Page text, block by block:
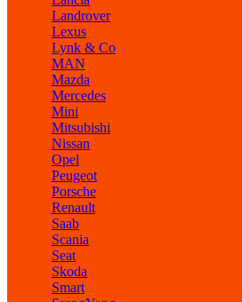
Landrover
Lexus
Lynk & Co
MAN
Mazda
Mercedes
Mini
Mitsubishi
Nissan
Opel
Peugeot
Porsche
Renault
Saab
Scania
Seat
Skoda
Smart